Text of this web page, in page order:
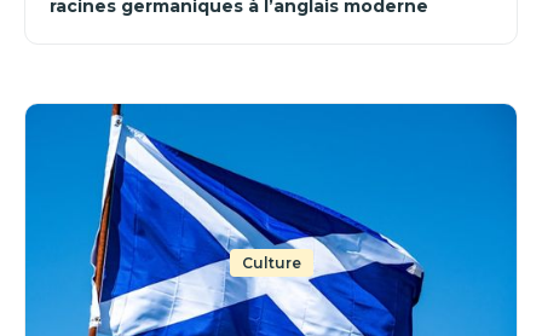
racines germaniques à l’anglais moderne
Culture